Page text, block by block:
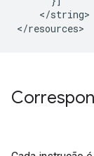
    </string>
</resources>